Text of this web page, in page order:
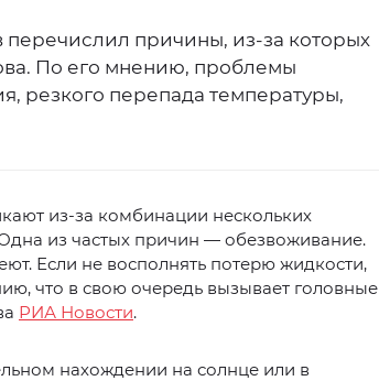
причины, из-за которых
По его мнению, проблемы
резкого перепада температуры,
из-за комбинации нескольких
из частых причин — обезвоживание.
Если не восполнять потерю жидкости,
что в свою очередь вызывает головные
РИА Новости.
нахождении на солнце или в